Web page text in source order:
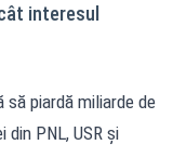
interesul
piardă miliarde de
din PNL, USR și